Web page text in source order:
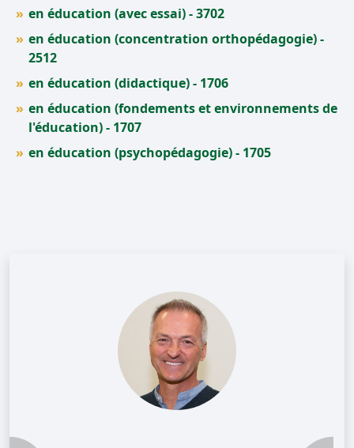
en éducation (avec essai) - 3702
en éducation (concentration orthopédagogie) -
2512
en éducation (didactique) - 1706
en éducation (fondements et environnements de
l'éducation) - 1707
en éducation (psychopédagogie) - 1705